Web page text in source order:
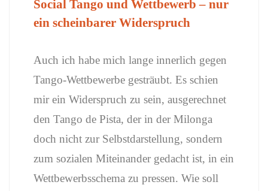
Social Tango und Wettbewerb – nur
ein scheinbarer Widerspruch
Auch ich habe mich lange innerlich gegen
Tango-Wettbewerbe gesträubt. Es schien
mir ein Widerspruch zu sein, ausgerechnet
den Tango de Pista, der in der Milonga
doch nicht zur Selbstdarstellung, sondern
zum sozialen Miteinander gedacht ist, in ein
Wettbewerbsschema zu pressen. Wie soll